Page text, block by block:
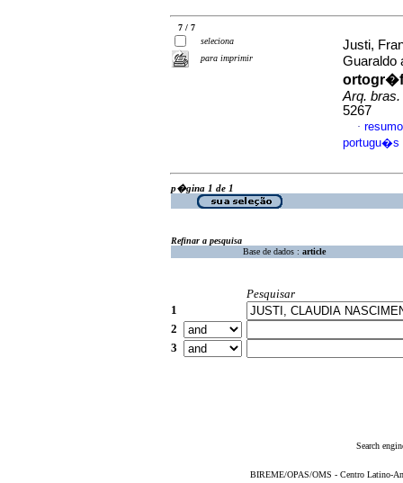
7 / 7
seleciona
para imprimir
Justi,
Guaraldo
Arq.
5267
·
portugu�s
p�gina 1 de 1
Refinar a pesquisa
Base de dados : article
Pesquisar
1
2
3
Search
BIREME/OPAS/OMS - Centro Latino-